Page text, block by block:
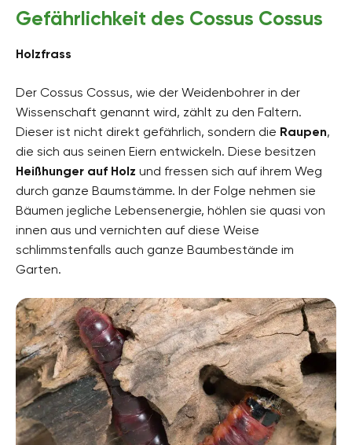
Gefährlichkeit des Cossus Cossus
Holzfrass
Der Cossus Cossus, wie der Weidenbohrer in der
Wissenschaft genannt wird, zählt zu den Faltern.
Dieser ist nicht direkt gefährlich, sondern die Raupen,
die sich aus seinen Eiern entwickeln. Diese besitzen
Heißhunger auf Holz und fressen sich auf ihrem Weg
durch ganze Baumstämme. In der Folge nehmen sie
Bäumen jegliche Lebensenergie, höhlen sie quasi von
innen aus und vernichten auf diese Weise
schlimmstenfalls auch ganze Baumbestände im
Garten.